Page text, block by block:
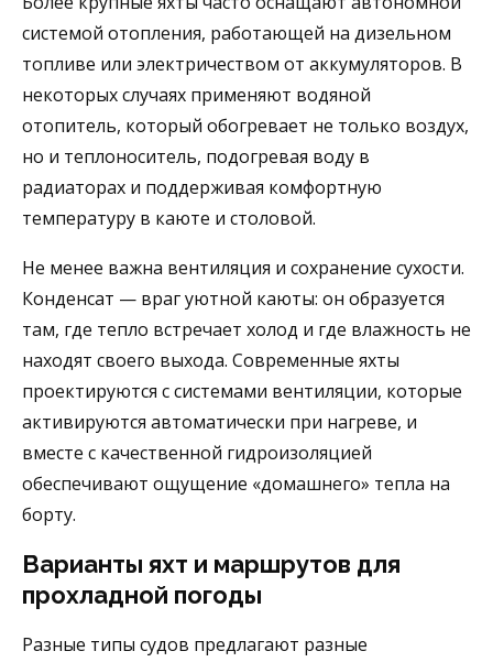
системой отопления, работающей на дизельном
топливе или электричеством от аккумуляторов. В
некоторых случаях применяют водяной
отопитель, который обогревает не только воздух,
но и теплоноситель, подогревая воду в
радиаторах и поддерживая комфортную
температуру в каюте и столовой.
Не менее важна вентиляция и сохранение сухости.
Конденсат — враг уютной каюты: он образуется
там, где тепло встречает холод и где влажность не
находят своего выхода. Современные яхты
проектируются с системами вентиляции, которые
активируются автоматически при нагреве, и
вместе с качественной гидроизоляцией
обеспечивают ощущение «домашнего» тепла на
борту.
Варианты яхт и маршрутов для
прохладной погоды
Разные типы судов предлагают разные